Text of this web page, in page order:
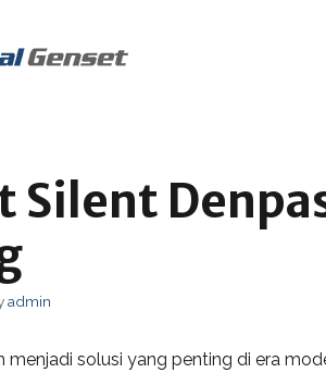
Silent
admin
menjadi solusi yang penting di era